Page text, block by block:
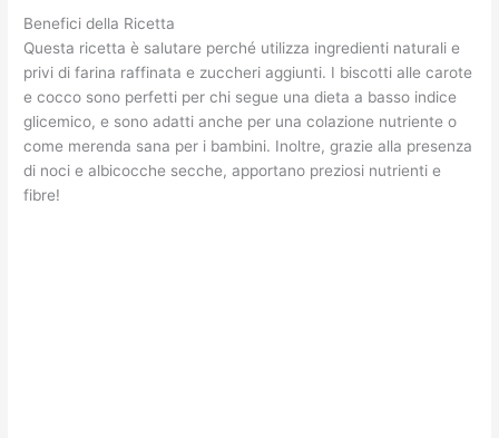
Benefici della Ricetta
Questa ricetta è salutare perché utilizza ingredienti naturali e
privi di farina raffinata e zuccheri aggiunti. I biscotti alle carote
e cocco sono perfetti per chi segue una dieta a basso indice
glicemico, e sono adatti anche per una colazione nutriente o
come merenda sana per i bambini. Inoltre, grazie alla presenza
di noci e albicocche secche, apportano preziosi nutrienti e
fibre!